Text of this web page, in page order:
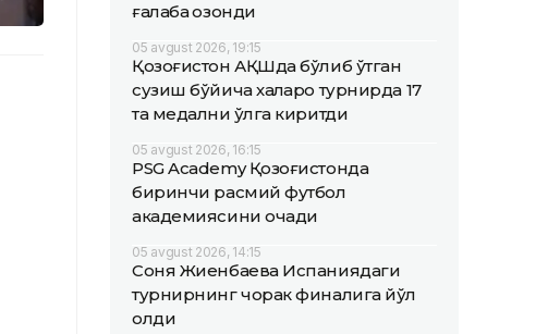
ғалаба қозонди
05 avgust 2026, 19:15
Қозоғистон АҚШда бўлиб ўтган
сузиш бўйича халқаро турнирда 17
та медални қўлга киритди
05 avgust 2026, 16:15
PSG Academy Қозоғистонда
биринчи расмий футбол
академиясини очади
05 avgust 2026, 14:15
Соня Жиенбаева Испаниядаги
турнирнинг чорак финалига йўл
олди